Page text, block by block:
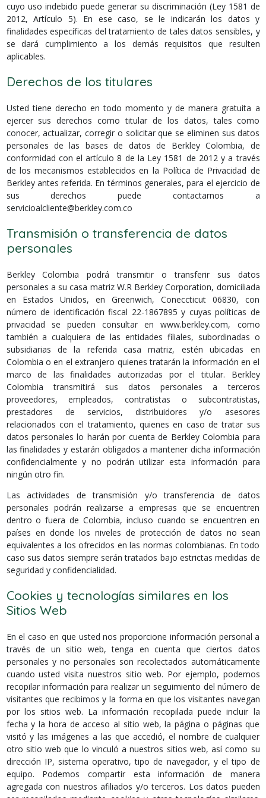
cuyo uso indebido puede generar su discriminación (Ley 1581 de
2012, Artículo 5). En ese caso, se le indicarán los datos y
finalidades específicas del tratamiento de tales datos sensibles, y
se dará cumplimiento a los demás requisitos que resulten
aplicables.
Derechos de los titulares
Usted tiene derecho en todo momento y de manera gratuita a
ejercer sus derechos como titular de los datos, tales como
conocer, actualizar, corregir o solicitar que se eliminen sus datos
personales de las bases de datos de Berkley Colombia, de
conformidad con el artículo 8 de la Ley 1581 de 2012 y a través
de los mecanismos establecidos en la Política de Privacidad de
Berkley antes referida. En términos generales, para el ejercicio de
sus derechos puede contactarnos a
servicioalcliente@berkley.com.co
Transmisión o transferencia de datos
personales
Berkley Colombia podrá transmitir o transferir sus datos
personales a su casa matriz W.R Berkley Corporation, domiciliada
en Estados Unidos, en Greenwich, Coneccticut 06830, con
número de identificación fiscal 22-1867895 y cuyas políticas de
privacidad se pueden consultar en www.berkley.com, como
también a cualquiera de las entidades filiales, subordinadas o
subsidiarias de la referida casa matriz, estén ubicadas en
Colombia o en el extranjero quienes tratarán la información en el
marco de las finalidades autorizadas por el titular. Berkley
Colombia transmitirá sus datos personales a terceros
proveedores, empleados, contratistas o subcontratistas,
prestadores de servicios, distribuidores y/o asesores
relacionados con el tratamiento, quienes en caso de tratar sus
datos personales lo harán por cuenta de Berkley Colombia para
las finalidades y estarán obligados a mantener dicha información
confidencialmente y no podrán utilizar esta información para
ningún otro fin.
Las actividades de transmisión y/o transferencia de datos
personales podrán realizarse a empresas que se encuentren
dentro o fuera de Colombia, incluso cuando se encuentren en
países en donde los niveles de protección de datos no sean
equivalentes a los ofrecidos en las normas colombianas. En todo
caso sus datos siempre serán tratados bajo estrictas medidas de
seguridad y confidencialidad.
Cookies y tecnologías similares en los
Sitios Web
En el caso en que usted nos proporcione información personal a
través de un sitio web, tenga en cuenta que ciertos datos
personales y no personales son recolectados automáticamente
cuando usted visita nuestros sitio web. Por ejemplo, podemos
recopilar información para realizar un seguimiento del número de
visitantes que recibimos y la forma en que los visitantes navegan
por los sitios web. La información recopilada puede incluir la
fecha y la hora de acceso al sitio web, la página o páginas que
visitó y las imágenes a las que accedió, el nombre de cualquier
otro sitio web que lo vinculó a nuestros sitios web, así como su
dirección IP, sistema operativo, tipo de navegador, y el tipo de
equipo. Podemos compartir esta información de manera
agregada con nuestros afiliados y/o terceros. Los datos pueden